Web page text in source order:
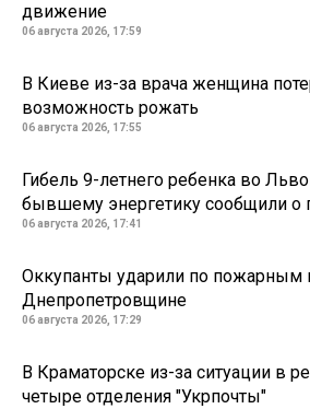
движение
06 августа 2026, 17:59
В Киеве из-за врача женщина
возможность рожать
06 августа 2026, 17:55
Гибель 9-летнего ребенка во
бывшему энергетику сообщили о
06 августа 2026, 17:41
Оккупанты ударили по пожарным
Днепропетровщине
06 августа 2026, 17:29
В Краматорске из-за ситуации в
четыре отделения "Укрпочты"